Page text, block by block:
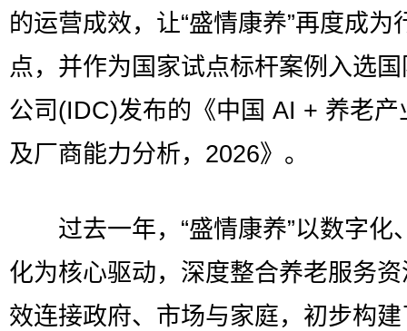
的运营成效，让“盛情康养”再度成为
点，并作为国家试点标杆案例入选
公司(IDC)发布的《中国 AI + 养老产
及厂商能力分析，2026》。
过去一年，“盛情康养”以数字化
化为核心驱动，深度整合养老服务
效连接政府、市场与家庭，初步构